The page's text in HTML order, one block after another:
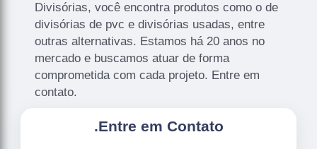
Divisórias, você encontra produtos como o de
divisórias de pvc e divisórias usadas, entre
outras alternativas. Estamos há 20 anos no
mercado e buscamos atuar de forma
comprometida com cada projeto. Entre em
contato.
.Entre em Contato